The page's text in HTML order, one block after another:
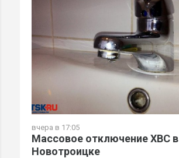
вчера в 17:05
Массовое отключение ХВС в
Новотроицке